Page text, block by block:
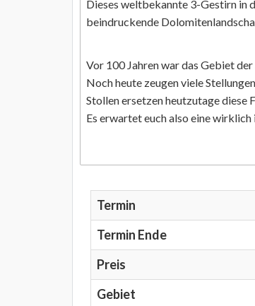
Dieses weltbekannte 3-Gestirn in
beindruckende
Vor 100 Jahren war das Gebiet
Noch heute zeugen viele
Stollen ersetzen heutzutage diese
Es erwartet euch also eine
Termin
Termin Ende
Preis
Gebiet